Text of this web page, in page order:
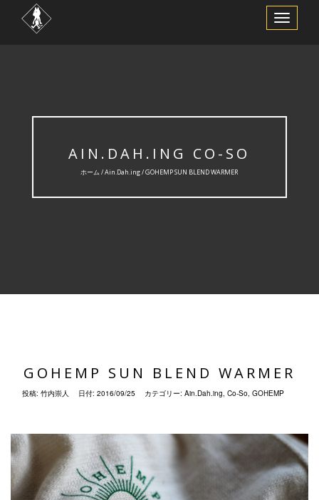
ナ
ビ
替
AIN.DAH.ING CO-SO
ホーム /Ain.Dah.ing/ GOHEMP SUN BLEND WARMER
GOHEMP SUN BLEND WARMER
投稿: 竹内崇人 日付: 2016/09/25 カテゴリー: Ain.Dah.ing, Co-So, GOHEMP